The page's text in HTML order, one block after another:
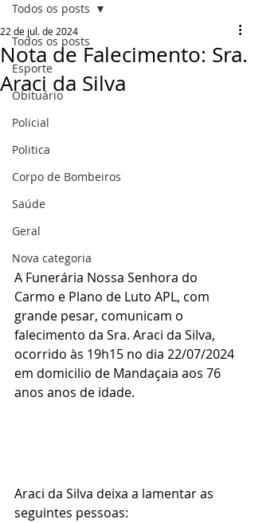
Todos os posts
Esporte
Obituário
Policial
Politica
Corpo de Bombeiros
Saúde
Geral
Nova categoria
Todos os posts
Nota de Falecimento: Sra.
Araci da Silva
22 de jul. de 2024
A Funerária Nossa Senhora do
Carmo e Plano de Luto APL, com
grande pesar, comunicam o
falecimento da Sra. Araci da Silva,
ocorrido às 19h15 no dia 22/07/2024
em domicilio de Mandaçaia aos 76
anos anos de idade.
Araci da Silva deixa a lamentar as
seguintes pessoas: